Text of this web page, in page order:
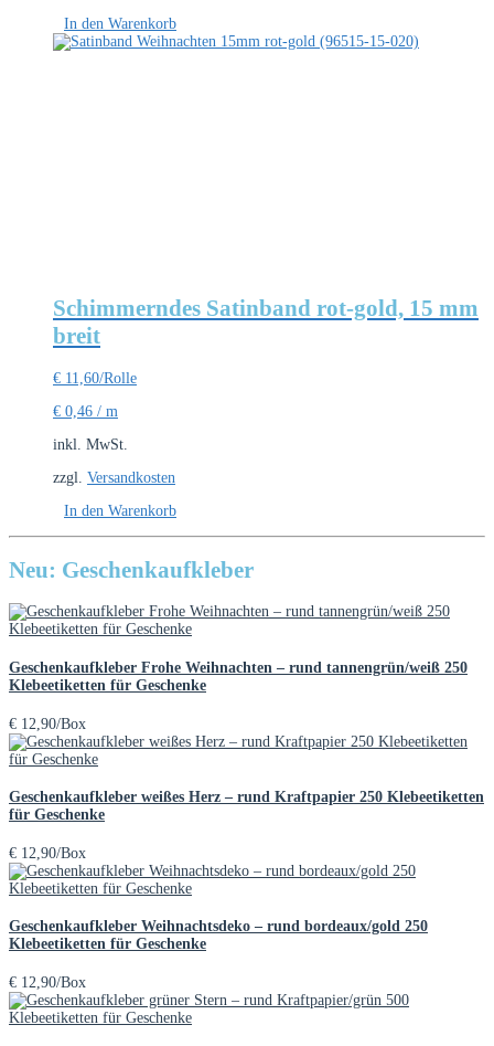
In den Warenkorb
Schimmerndes Satinband rot-gold, 15 mm
breit
€ 11,60/Rolle
€ 0,46 / m
inkl. MwSt.
zzgl. Versandkosten
In den Warenkorb
Neu: Geschenkaufkleber
Geschenkaufkleber Frohe Weihnachten – rund tannengrün/weiß 250
Klebeetiketten für Geschenke
€ 12,90/Box
Geschenkaufkleber weißes Herz – rund Kraftpapier 250 Klebeetiketten
für Geschenke
€ 12,90/Box
Geschenkaufkleber Weihnachtsdeko – rund bordeaux/gold 250
Klebeetiketten für Geschenke
€ 12,90/Box